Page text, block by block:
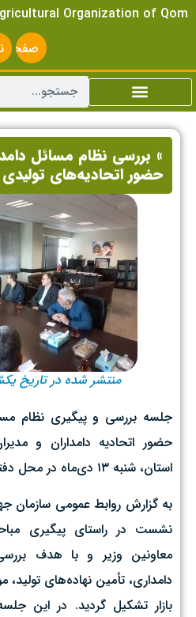
Organization of Qom
صفحه
اصلی
» بررسی نظام مسائل
حضور اتحادیه‌های تولیدی
منتشر شده در تاریخ یکشنبه ۱۴
جلسه بررسی و پیگیری نظام
حضور اتحادیه دامداران و
استان، شنبه ۱۳ دی‌ماه در محل دفتر ریاست سازمان برگزار شد.
به گزارش روابط عمومی سازمان
نشست در راستای پیگیری
معاونین وزیر و با هدف
دامداری، تأمین نهاده‌های
بازار تشکیل گردید. در این